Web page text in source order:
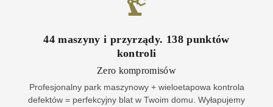
44 maszyny i przyrządy. 138punktów
kontroli
Zero kompromisów
Profesjonalny park maszynowy + wieloetapowa kontrola
defektów = perfekcyjny blat w Twoim domu. Wyłapujemy